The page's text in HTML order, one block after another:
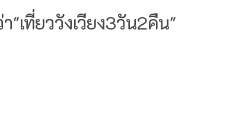
"เที่ยววังเวียง3วัน2คืน"